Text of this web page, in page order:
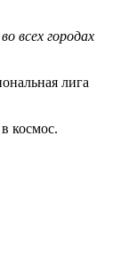
всех городах
лига
космос.